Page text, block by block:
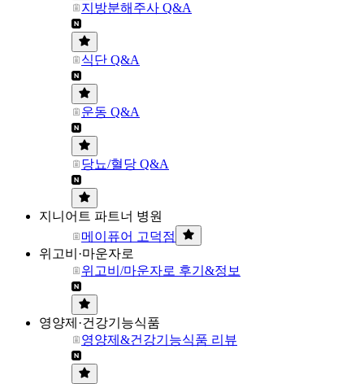
지방분해주사 Q&A
식단 Q&A
운동 Q&A
당뇨/혈당 Q&A
지니어트 파트너 병원
메이퓨어 고덕점
위고비·마운자로
위고비/마운자로 후기&정보
영양제·건강기능식품
영양제&건강기능식품 리뷰